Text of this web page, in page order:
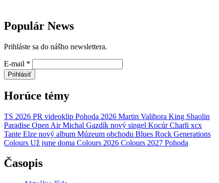
Populár News
Prihláste sa do nášho newslettera.
E-mail *
Prihlásiť
Horúce témy
TS 2026 PR videoklip Pohoda 2026 Martin Valihora King Shaolin
Paradise Open Air Michal Gazdík nový singel Kocúr Charli xcx
Tante Elze nový album Múzeum obchodu Blues Rock Generations
Colours Už jsme doma Colours 2026 Colours 2027 Pohoda
Časopis